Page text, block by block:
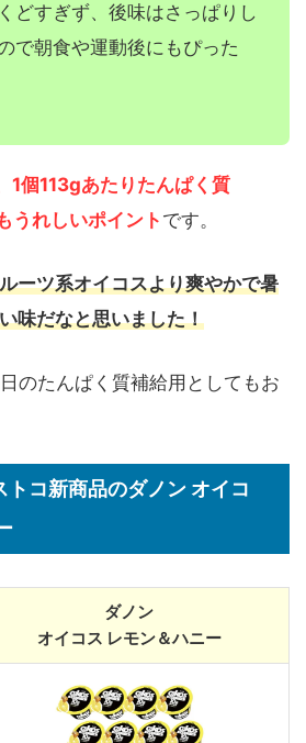
どすぎず、後味はさっぱりし
で朝食や運動後にもぴった
1個113gあたりたんぱく質
うれしいポイント です。
ーツ系オイコスより爽やかで暑
味だなと思いました！
のたんぱく質補給用としてもお
トコ新商品のダノン オイコ
ダノン
オイコス レモン＆ハニー